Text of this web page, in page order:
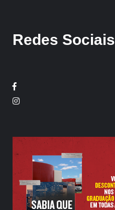
Redes Sociais
Facebook
Twitter